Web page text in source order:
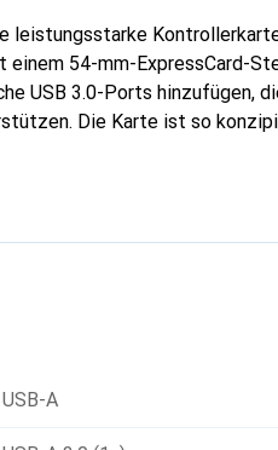
leistungsstarke
einem 54-mm-ExpressCard-
USB 3.0-Ports hinzufügen,
Die Karte ist so
geschützt ist. Die
bei der Datenübertragung
kompatibel, was sie zu einer
USB-A